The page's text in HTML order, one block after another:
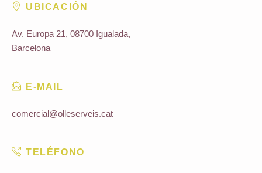
UBICACIÓN
Av. Europa 21, 08700 Igualada,
Barcelona
E-MAIL
comercial@olleserveis.cat
TELÉFONO